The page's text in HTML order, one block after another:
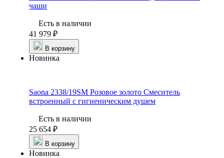
чаши
Есть в наличии
41 979 ₽
В корзину
Новинка
Saona 2338/19SM Розовое золото Смеситель
встроенный с гигиеническим душем
Есть в наличии
25 654 ₽
В корзину
Новинка